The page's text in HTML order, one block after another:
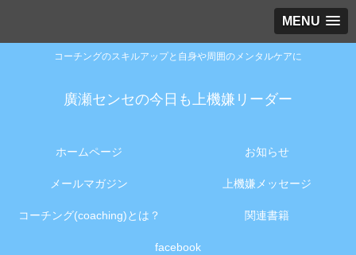
MENU
コーチングのスキルアップと自身や周囲のメンタルケアに
廣瀬センセの今日も上機嫌リーダー
ホームページ お知らせ
メールマガジン 上機嫌メッセージ
コーチング(coaching)とは？ 関連書籍
facebook